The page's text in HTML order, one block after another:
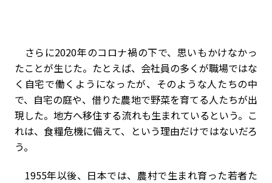
さらに2020年のコロナ禍の下で、思いもかけなかっ
たことが生じた。たとえば、会社員の多くが職場ではな
く自宅で働くようになったが、そのような人たちの中
で、自宅の庭や、借りた農地で野菜を育てる人たちが出
現した。地方へ移住する流れも生まれているという。こ
れは、食糧危機に備えて、という理由だけではないだろ
う。
1955年以後、日本では、農村で生まれ育った若者た